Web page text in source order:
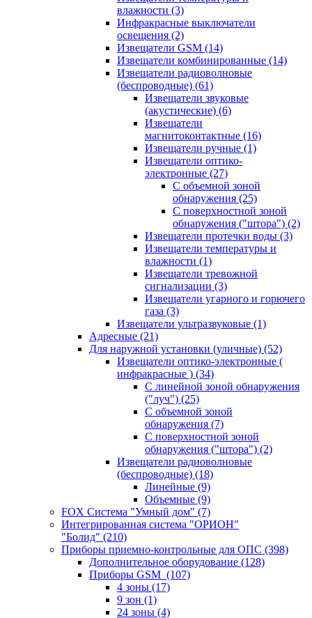
влажности (3)
Инфракрасные выключатели
освещения (2)
Извещатели GSM (14)
Извещатели комбинированные (14)
Извещатели радиоволновые
(беспроводные) (61)
Извещатели звуковые
(акустические) (6)
Извещатели
магнитоконтактные (16)
Извещатели ручные (1)
Извещатели оптико-
электронные (27)
С объемной зоной
обнаружения (25)
С поверхностной зоной
обнаружения ("штора") (2)
Извещатели протечки воды (3)
Извещатели температуры и
влажности (1)
Извещатели тревожной
сигнализации (3)
Извещатели угарного и горючего
газа (3)
Извещатели ультразвуковые (1)
Адресные (21)
Для наружной установки (уличные) (52)
Извещатели оптико-электронные (
инфракрасные ) (34)
С линейной зоной обнаружения
("луч") (25)
С объемной зоной
обнаружения (7)
С поверхностной зоной
обнаружения ("штора") (2)
Извещатели радиоволновые
(беспроводные) (18)
Линейные (9)
Объемные (9)
FOX Система "Умный дом" (7)
Интегрированная система "ОРИОН"
"Болид" (210)
Приборы приемно-контрольные для ОПС (398)
Дополнительное оборудование (128)
Приборы GSM (107)
4 зоны (17)
9 зон (1)
24 зоны (4)